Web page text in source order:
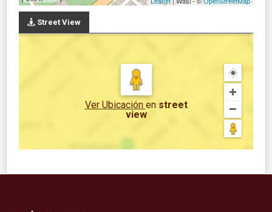
Street View
Ver Ubicación en street
view